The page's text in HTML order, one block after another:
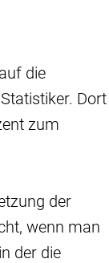
die
Dort
zum
der
wenn man
der die